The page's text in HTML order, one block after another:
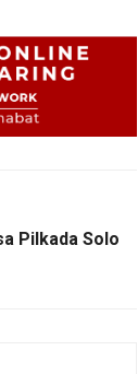
Pilkada Solo